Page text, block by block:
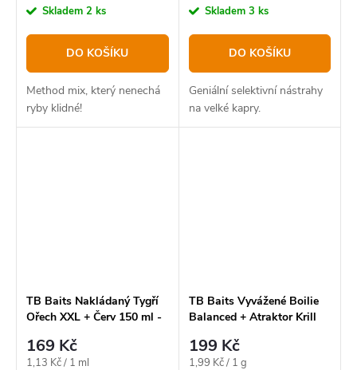
cena:Skladem 2 ks
DO KOŠÍKU
Method mix, který nenechá
ryby klidné!
cena:Skladem 3 ks
DO KOŠÍKU
Geniální selektivní nástrahy
na velké kapry.
TB Baits Nakládaný Tygří
Ořech XXL + Červ 150 ml -
169 Kč
Měrná
1,13 Kč / 1 ml
TB Baits Vyvážené Boilie
Balanced + Atraktor Krill
199 Kč
Měrná
1,99 Kč / 1 g